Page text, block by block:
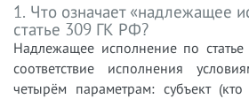
1. Что означает «надлежащее
статье 309 ГК РФ?
Надлежащее исполнение по
соответствие исполнения
четырём параметрам: субъект